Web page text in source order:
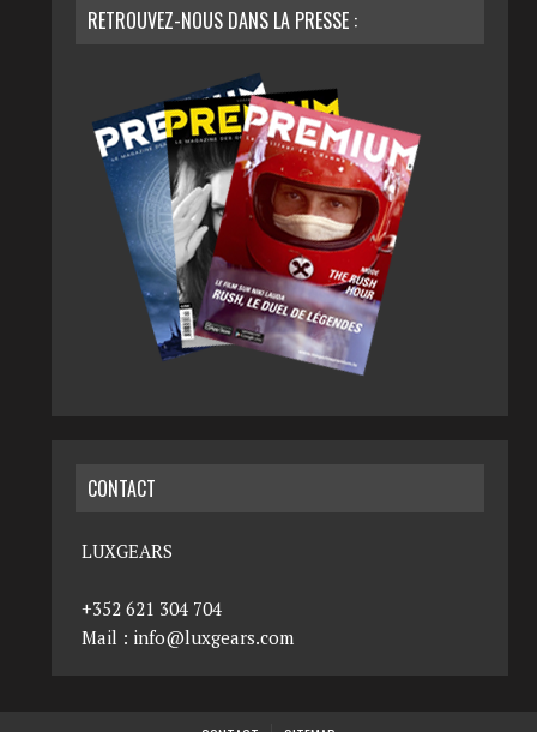
RETROUVEZ-NOUS DANS LA PRESSE :
CONTACT
LUXGEARS
+352 621 304 704
Mail : info@luxgears.com